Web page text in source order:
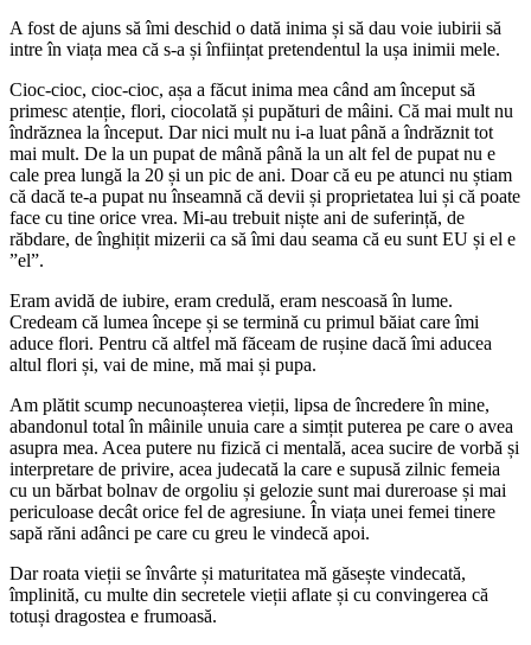
A fost de ajuns să îmi deschid o dată inima și să dau voie iubirii să
intre în viața mea că s-a și înființat pretendentul la ușa inimii mele.
Cioc-cioc, cioc-cioc, așa a făcut inima mea când am început să
primesc atenție, flori, ciocolată și pupături de mâini. Că mai mult nu
îndrăznea la început. Dar nici mult nu i-a luat până a îndrăznit tot
mai mult. De la un pupat de mână până la un alt fel de pupat nu e
cale prea lungă la 20 și un pic de ani. Doar că eu pe atunci nu știam
că dacă te-a pupat nu înseamnă că devii și proprietatea lui și că poate
face cu tine orice vrea. Mi-au trebuit niște ani de suferință, de
răbdare, de înghițit mizerii ca să îmi dau seama că eu sunt EU și el e
”el”.
Eram avidă de iubire, eram credulă, eram nescoasă în lume.
Credeam că lumea începe și se termină cu primul băiat care îmi
aduce flori. Pentru că altfel mă făceam de rușine dacă îmi aducea
altul flori și, vai de mine, mă mai și pupa.
Am plătit scump necunoașterea vieții, lipsa de încredere în mine,
abandonul total în mâinile unuia care a simțit puterea pe care o avea
asupra mea. Acea putere nu fizică ci mentală, acea sucire de vorbă și
interpretare de privire, acea judecată la care e supusă zilnic femeia
cu un bărbat bolnav de orgoliu și gelozie sunt mai dureroase și mai
periculoase decât orice fel de agresiune. În viața unei femei tinere
sapă răni adânci pe care cu greu le vindecă apoi.
Dar roata vieții se învârte și maturitatea mă găsește vindecată,
împlinită, cu multe din secretele vieții aflate și cu convingerea că
totuși dragostea e frumoasă.